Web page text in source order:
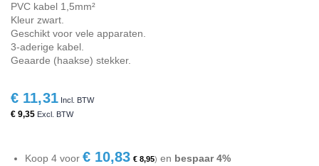
PVC kabel 1,5mm²
Kleur zwart.
Geschikt voor vele apparaten.
3-aderige kabel.
Geaarde (haakse) stekker.
€ 11,31
€ 9,35
Koop 4 voor € 10,83 € 8,95 en bespaar4%